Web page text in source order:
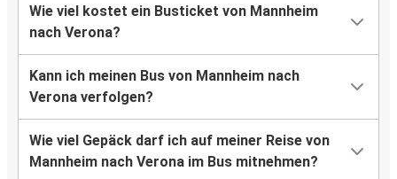
Wie viel kostet ein Busticket von Mannheim
nach Verona?
Kann ich meinen Bus von Mannheim nach
Verona verfolgen?
Wie viel Gepäck darf ich auf meiner Reise von
Mannheim nach Verona im Bus mitnehmen?